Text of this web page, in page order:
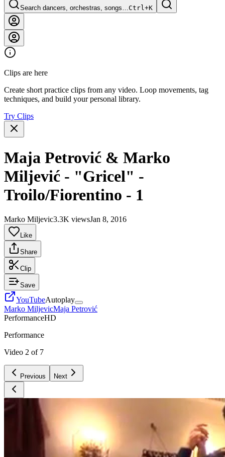
Search dancers, orchestras, songs…Ctrl+K
Clips are here
Create short practice clips from any video. Loop movements, tag
techniques, and build your personal library.
Try Clips
Maja Petrović & Marko
Miljević - "Gricel" -
Troilo/Fiorentino - 1
Marko Miljevic3.3K viewsJan 8, 2016
Like
Share
Clip
Save
YouTubeAutoplay
Marko MiljevicMaja Petrović
PerformanceHD
Performance
Video 2 of 7
Previous Next